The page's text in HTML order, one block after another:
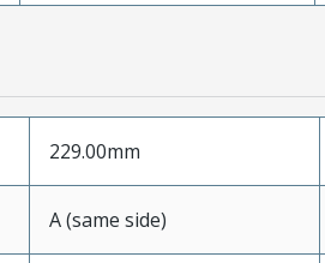
229.00mm
A (same side)